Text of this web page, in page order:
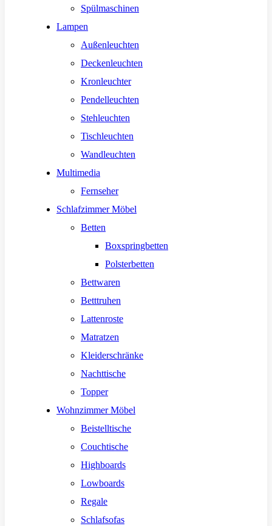
Spülmaschinen
Lampen
Außenleuchten
Deckenleuchten
Kronleuchter
Pendelleuchten
Stehleuchten
Tischleuchten
Wandleuchten
Multimedia
Fernseher
Schlafzimmer Möbel
Betten
Boxspringbetten
Polsterbetten
Bettwaren
Betttruhen
Lattenroste
Matratzen
Kleiderschränke
Nachttische
Topper
Wohnzimmer Möbel
Beistelltische
Couchtische
Highboards
Lowboards
Regale
Schlafsofas